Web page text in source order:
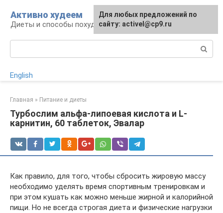
контенту
Активно худеем
Диеты и способы похудения
English
Главная » Питание и диеты
Турбослим альфа-липоевая кислота и L-
карнитин, 60 таблеток, Эвалар
Как правило, для того, чтобы сбросить жировую массу
необходимо уделять время спортивным тренировкам и
при этом кушать как можно меньше жирной и калорийной
пищи. Но не всегда строгая диета и физические нагрузки
Для любых предложений по
сайту: activel@cp9.ru